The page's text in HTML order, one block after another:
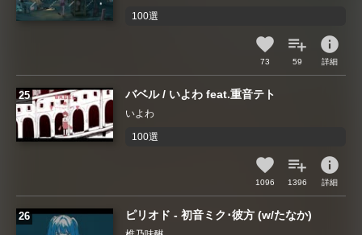
100選
73 59
info
詳細
バベル / いよわ feat.重音テト
いよわ
100選
1096 1396
info
詳細
ピリオド - 初音ミク･彼方 (w/たなか)